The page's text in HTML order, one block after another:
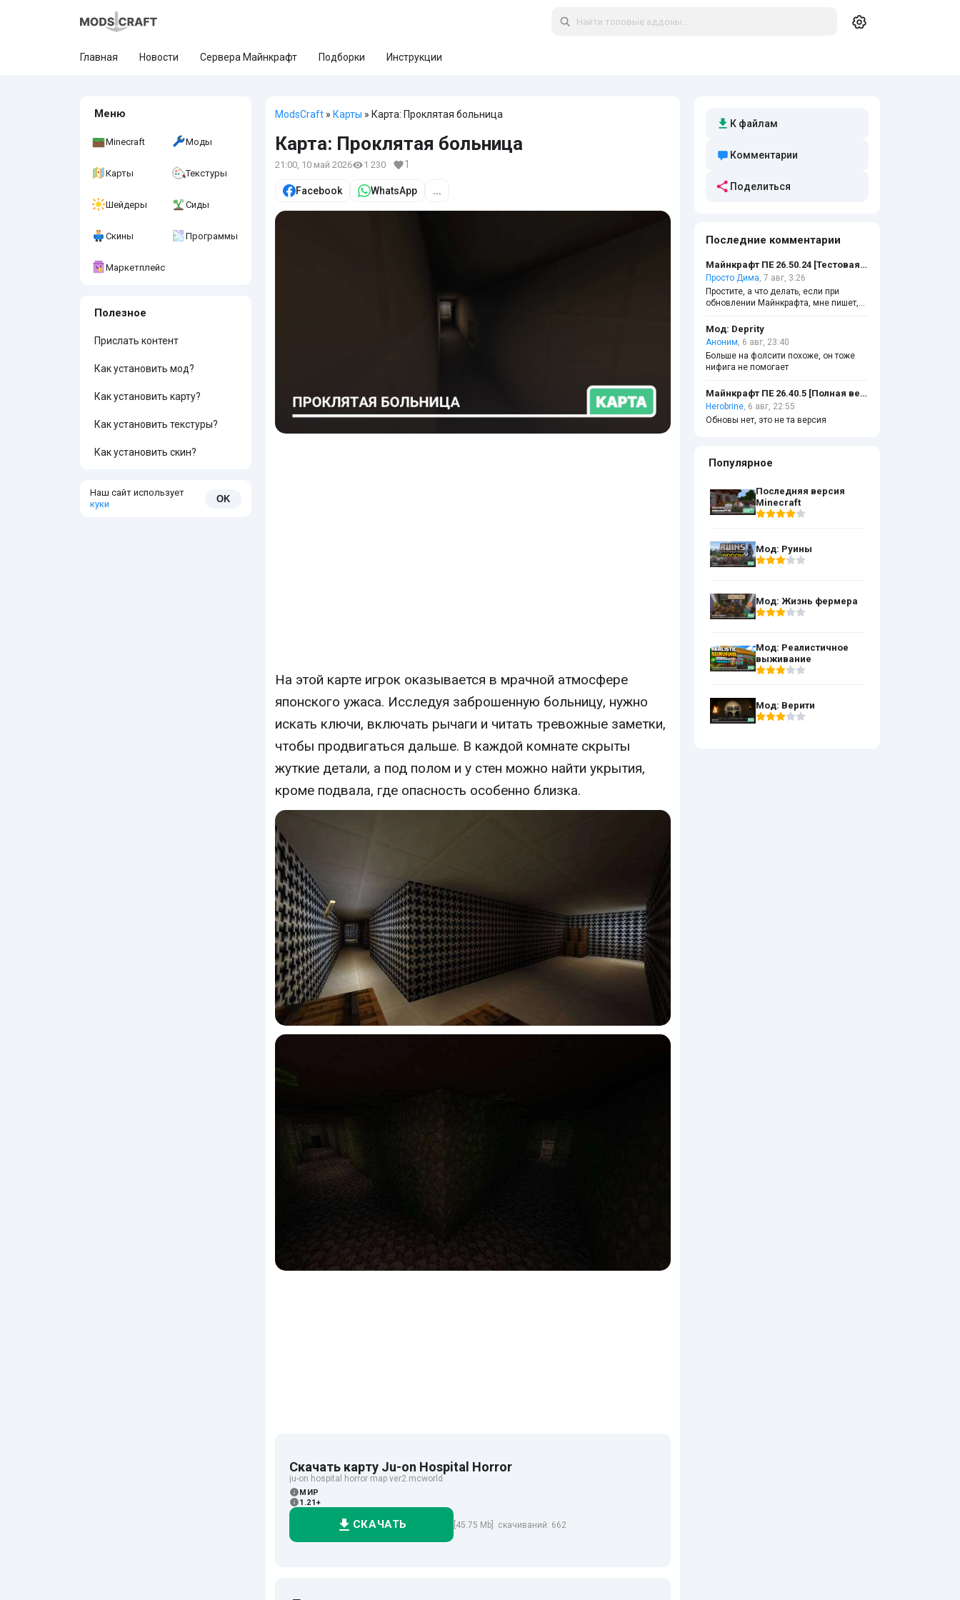
Главная Новости Сервера Майнкрафт Подборки Инструкции
Меню
Minecraft Моды
Карты Текстуры
Шейдеры Сиды
Скины Программы
Маркетплейс
Полезное
Прислать контент
Как установить мод?
Как установить карту?
Как установить текстуры?
Как установить скин?
Наш сайт использует
куки
OK
ModsCraft » Карты » Карта: Проклятая больница
Карта: Проклятая больница
21:00, 10 май 2026 1 230 1
Facebook WhatsApp ...
На этой карте игрок оказывается в мрачной атмосфере
японского ужаса. Исследуя заброшенную больницу, нужно
искать ключи, включать рычаги и читать тревожные заметки,
чтобы продвигаться дальше. В каждой комнате скрыты
жуткие детали, а под полом и у стен можно найти укрытия,
кроме подвала, где опасность особенно близка.
Скачать карту Ju-on Hospital Horror
ju-on hospital horror map ver2.mcworld
МИР
1.21+
СКАЧАТЬ [45.75 Mb] скачиваний: 662
К файлам
Комментарии
Поделиться
Последние комментарии
Майнкрафт ПЕ 26.50.24 [Тестовая версия]
Просто Дима, 7 авг, 3:26
Простите, а что делать, если при
обновлении Майнкрафта, мне пишет,
Мод: Deprity
Аноним, 6 авг, 23:40
Больше на фолсити похоже, он тоже
нифига не помогает
Майнкрафт ПЕ 26.40.5 [Полная версия]
Herobrine, 6 авг, 22:55
Обновы нет, это не та версия
Популярное
Последняя версия
Minecraft
Мод: Руины
Мод: Жизнь фермера
Мод: Реалистичное
выживание
Мод: Верити